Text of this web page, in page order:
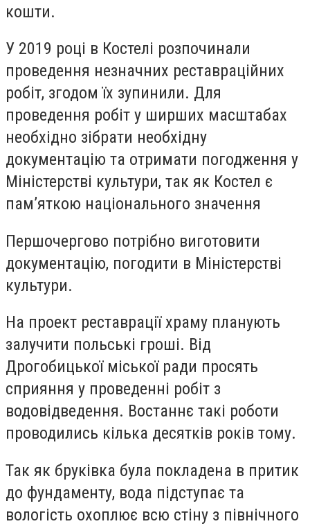
кошти.
У 2019 році в Костелі розпочинали
проведення незначних реставраційних
робіт, згодом їх зупинили. Для
проведення робіт у ширших масштабах
необхідно зібрати необхідну
документацію та отримати погодження у
Міністерстві культури, так як Костел є
пам’яткою національного значення
Першочергово потрібно виготовити
документацію, погодити в Міністерстві
культури.
На проект реставрації храму планують
залучити польські гроші. Від
Дрогобицької міської ради просять
сприяння у проведенні робіт з
водовідведення. Востаннє такі роботи
проводились кілька десятків років тому.
Так як бруківка була покладена в притик
до фундаменту, вода підступає та
вологість охоплює всю стіну з північного